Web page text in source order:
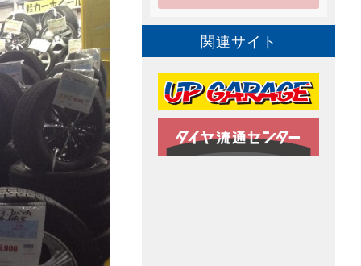
関連サイト